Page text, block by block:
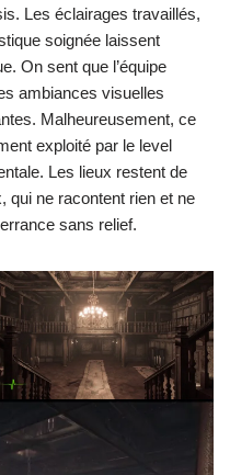
Les éclairages travaillés,
soignée laissent
On sent que l’équipe
ambiances visuelles
Malheureusement, ce
exploité par le level
Les lieux restent de
qui ne racontent rien et ne
sans relief.